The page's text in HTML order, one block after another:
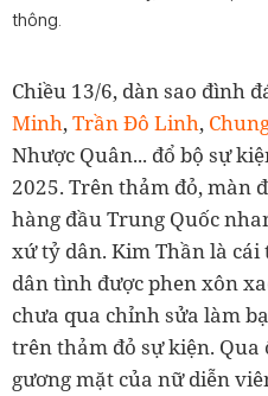
thông.
Chiều 13/6, dàn sao đình
Minh,Trần Đô Linh,
Nhược Quân... đổ bộ sự
2025. Trên thảm đỏ, màn
hàng đầu Trung Quốc
xứ tỷ dân. Kim Thần là cái
dân tình được phen xôn
chưa qua chỉnh sửa làm
trên thảm đỏ sự kiện.
gương mặt của nữ diễn